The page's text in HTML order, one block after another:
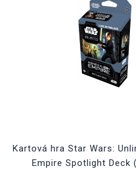
Kartová hra Star Wars:
Empire Spotlight Deck